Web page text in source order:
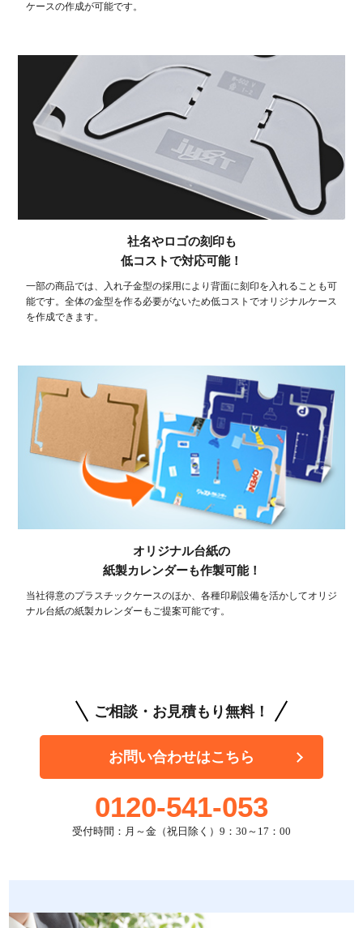
ケースの作成が可能です。
社名やロゴの刻印も
低コストで対応可能！
一部の商品では、入れ子金型の採用により背面に刻印を入れることも可
能です。全体の金型を作る必要がないため低コストでオリジナルケース
を作成できます。
オリジナル台紙の
紙製カレンダーも作製可能！
当社得意のプラスチックケースのほか、各種印刷設備を活かしてオリジ
ナル台紙の紙製カレンダーもご提案可能です。
ご相談・お見積もり無料！
お問い合わせはこちら
0120-541-053
受付時間：月～金（祝日除く）9：30～17：00